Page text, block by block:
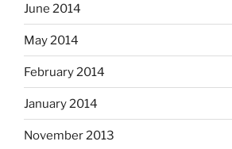
June 2014
May 2014
February 2014
January 2014
November 2013